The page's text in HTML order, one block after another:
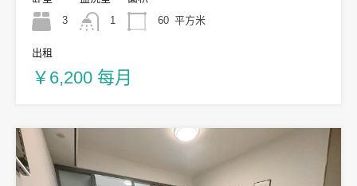
3
1
60 平方米
出租
￥6,200 每月